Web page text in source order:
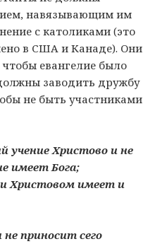
навязывающим им
с католиками (это
в США и Канаде). Они
евангелие было
заводить дружбу
не быть участниками
учение Христово и не
имеет Бога;
Христовом имеет и
приносит сего